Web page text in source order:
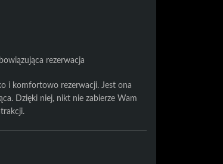
rezerwacja
i komfortowo rezerwacji. Jest ona
Dzięki niej, nikt nie zabierze Wam